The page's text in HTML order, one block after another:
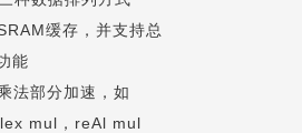
缓存，并支持总
能
法部分加速，如
mul，reAl mul